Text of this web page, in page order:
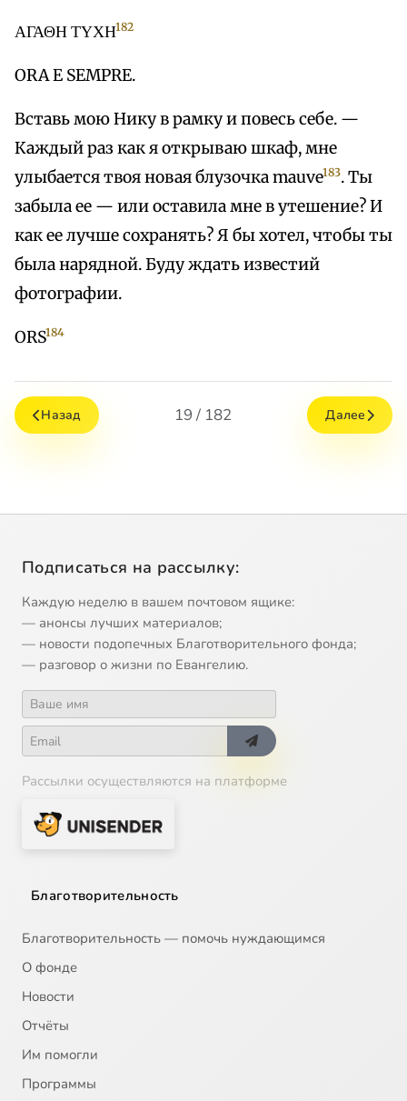
ΑΓΑΘΗ ΤΥΧΗ182
ORA E SEMPRE.
Вставь мою Нику в рамку и повесь себе. —
Каждый раз как я открываю шкаф, мне
улыбается твоя новая блузочка mauve183. Ты
забыла ее — или оставила мне в утешение? И
как ее лучше сохранять? Я бы хотел, чтобы ты
была нарядной. Буду ждать известий
фотографии.
ORS184
Назад 19 / 182 Далее
Подписаться на рассылку:
Каждую неделю в вашем почтовом ящике:
— анонсы лучших материалов;
— новости подопечных Благотворительного фонда;
— разговор о жизни по Евангелию.
Рассылки осуществляются на платформе
Благотворительность
Благотворительность — помочь нуждающимся
О фонде
Новости
Отчёты
Им помогли
Программы